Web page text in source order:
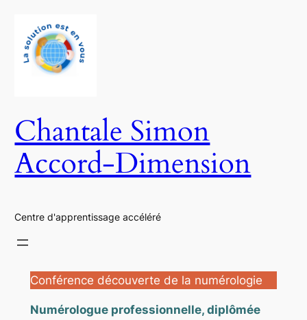
contenu
Chantale Simon
Accord-Dimension
Centre d'apprentissage accéléré
Conférence découverte de la numérologie
Numérologue professionnelle, diplômée